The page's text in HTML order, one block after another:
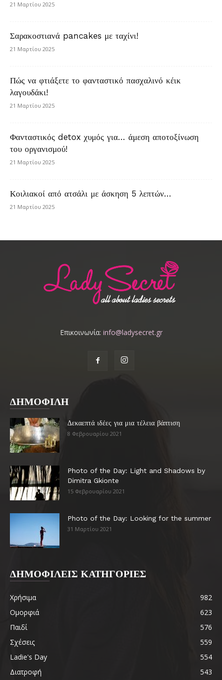
21 Μαρτίου 2025
Σαρακοστιανά pancakes με ταχίνι!
21 Μαρτίου 2025
Πώς να φτιάξετε το φανταστικό πασχαλινό κέικ
λαγουδάκι!
21 Μαρτίου 2025
Φανταστικός detox χυμός για… άμεση αποτοξίνωση
του οργανισμού!
21 Μαρτίου 2025
Κοιλιακοί από ατσάλι με άσκηση 5 λεπτών…
21 Μαρτίου 2025
Επικοινωνία: info@ladysecret.gr
ΔΗΜΟΦΙΛΗ
Δεκαεπτά ιδέες για μια τέλεια βάπτιση
8 Φεβρουαρίου 2021
Photo of the Day: Light and Shadows by
Dimitra Gkionte
15 Φεβρουαρίου 2021
Photo of the Day: Looking for the summer
31 Μαρτίου 2021
ΔΗΜΟΦΙΛΕΙΣ ΚΑΤΗΓΟΡΙΕΣ
Χρήσιμα
982
Ομορφιά
623
Παιδί
576
Σχέσεις
559
Ladie's Day
554
Διατροφή
543